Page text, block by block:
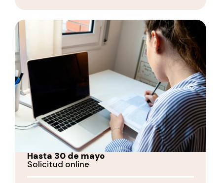
Hasta 30 de mayo
Solicitud online